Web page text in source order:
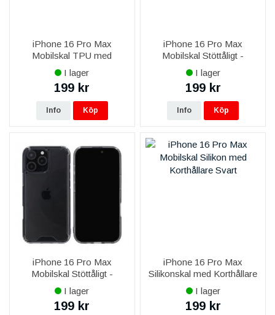
iPhone 16 Pro Max
Mobilskal TPU med
MagSafe RV - Glitter Rosa
I lager
199 kr
Info Köp
iPhone 16 Pro Max
Mobilskal Stöttåligt -
Transparent
I lager
199 kr
Info Köp
iPhone 16 Pro Max
Mobilskal Stöttåligt -
Transparent/Svart
I lager
199 kr
iPhone 16 Pro Max
Silikonskal med Korthållare
- Svart
I lager
199 kr